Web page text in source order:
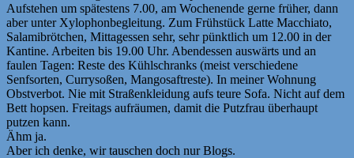
Aufstehen um spätestens 7.00, am Wochenende gerne früher, dann
aber unter Xylophonbegleitung. Zum Frühstück Latte Macchiato,
Salamibrötchen, Mittagessen sehr, sehr pünktlich um 12.00 in der
Kantine. Arbeiten bis 19.00 Uhr. Abendessen auswärts und an
faulen Tagen: Reste des Kühlschranks (meist verschiedene
Senfsorten, Currysoßen, Mangosaftreste). In meiner Wohnung
Obstverbot. Nie mit Straßenkleidung aufs teure Sofa. Nicht auf dem
Bett hopsen. Freitags aufräumen, damit die Putzfrau überhaupt
putzen kann.
Ähm ja.
Aber ich denke, wir tauschen doch nur Blogs.